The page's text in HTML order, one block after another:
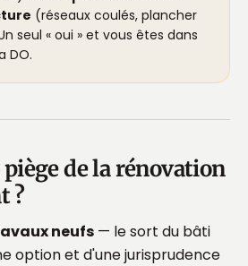
(réseaux coulés, plancher
seul « oui » et vous êtes dans
DO.
de la rénovation
?
neufs — le sort du bâti
option et d'une jurisprudence